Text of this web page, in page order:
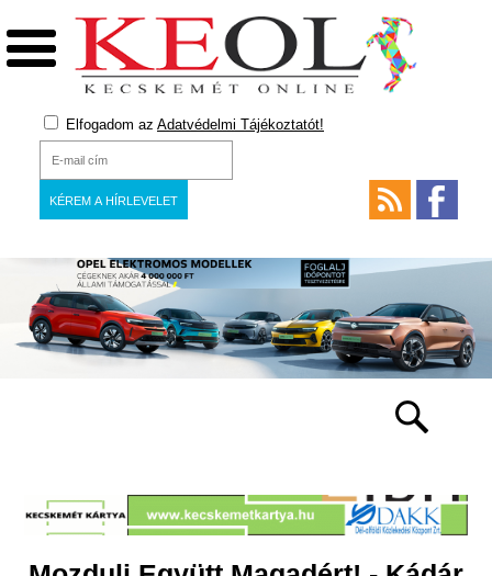
Elfogadom az Adatvédelmi Tájékoztatót!